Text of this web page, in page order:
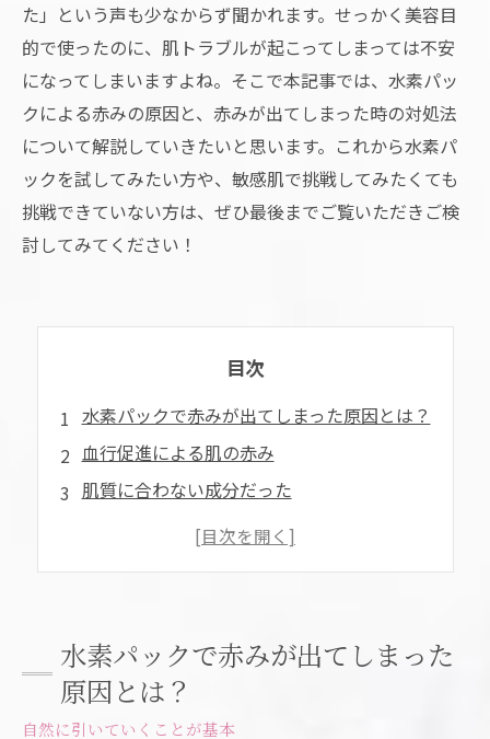
た」という声も少なからず聞かれます。せっかく美容目
的で使ったのに、肌トラブルが起こってしまっては不安
になってしまいますよね。そこで本記事では、水素パッ
クによる赤みの原因と、赤みが出てしまった時の対処法
について解説していきたいと思います。これから水素パ
ックを試してみたい方や、敏感肌で挑戦してみたくても
挑戦できていない方は、ぜひ最後までご覧いただきご検
討してみてください！
目次
水素パックで赤みが出てしまった原因とは？
血行促進による肌の赤み
肌質に合わない成分だった
使用方法が適切ではなかった
炎症が起きている部分を冷やす
刺激を与える行為をしない
まとめ
水素パックで赤みが出てしまった
原因とは？
自然に引いていくことが基本